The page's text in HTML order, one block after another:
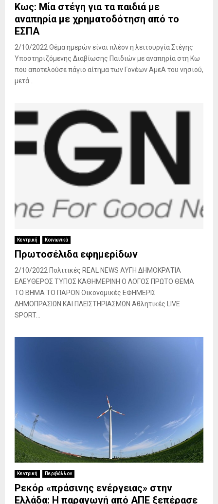
Κως: Μία στέγη για τα παιδιά με
αναπηρία με χρηματοδότηση από το
ΕΣΠΑ
2/10/2022 Θέμα ημερών είναι πλέον η λειτουργία Στέγης
Υποστηριζόμενης Διαβίωσης Παιδιών με αναπηρία στη Κω
που αποτελούσε πάγιο αίτημα των Γονέων ΑμεΑ του νησιού,
μετά...
Κεντρική Κοινωνικά
Πρωτοσέλιδα εφημερίδων
2/10/2022 Πολιτικές REAL NEWS ΑΥΓΗ ΔΗΜΟΚΡΑΤΙΑ
ΕΛΕΥΘΕΡΟΣ ΤΥΠΟΣ ΚΑΘΗΜΕΡΙΝΗ Ο ΛΟΓΟΣ ΠΡΩΤΟ ΘΕΜΑ
ΤΟ ΒΗΜΑ ΤΟ ΠΑΡΟΝ Οικονομικές ΕΦΗΜΕΡΙΣ
ΔΗΜΟΠΡΑΣΙΩΝ ΚΑΙ ΠΛΕΙΣΤΗΡΙΑΣΜΩΝ Αθλητικές LIVE
SPORT...
Κεντρική Περιβάλλον
Ρεκόρ «πράσινης ενέργειας» στην
Ελλάδα: Η παραγωγή από ΑΠΕ ξεπέρασε